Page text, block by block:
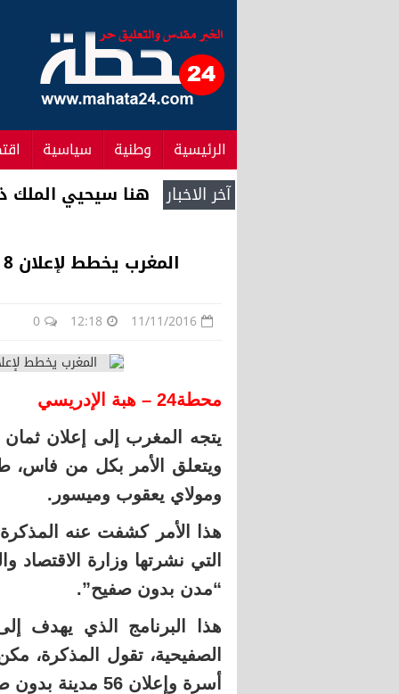
الرئيسية وطنية سياسية
آخر الاخبار
هذه مضامين
المغرب يخطط لإعلان 8 مدن بدون صفيحة في السنة المقبلة
محطة24 – هبة الإدريسي
يتجه المغرب إلى إعلان
ويتعلق الأمر بكل من فاس،
ومولاي يعقوب وميسور.
التي نشرتها وزارة الاقتصاد
“مدن بدون صفيح”.
هذا البرنامج الذي يهدف
أسرة وإعلان 56 مدينة بدون صفيح في متم يونيو 2016.